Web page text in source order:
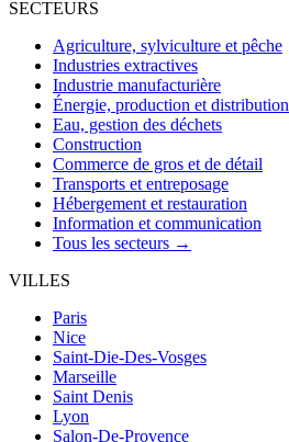
SECTEURS
Agriculture, sylviculture et pêche
Industries extractives
Industrie manufacturière
Énergie, production et distribution
Eau, gestion des déchets
Construction
Commerce de gros et de détail
Transports et entreposage
Hébergement et restauration
Information et communication
Tous les secteurs →
VILLES
Paris
Nice
Saint-Die-Des-Vosges
Marseille
Saint Denis
Lyon
Salon-De-Provence